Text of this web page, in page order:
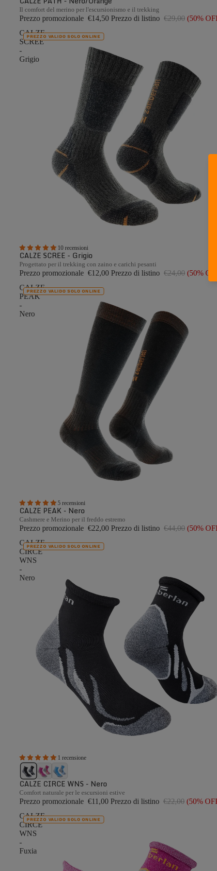
Il comfort del merino per l'escursionismo e il trekking
Prezzo promozionale €14,50 Prezzo di listino €29,00 (50%
CALZE
SCREE
-
Grigio
10 recensioni
PREZZO VALIDO SOLO ONLINE
CALZE SCREE - Grigio
Progettato per il trekking con zaino e carichi pesanti
Prezzo promozionale €12,00 Prezzo di listino €24,00 (50%
CALZE
PEAK
-
Nero
5 recensioni
PREZZO VALIDO SOLO ONLINE
CALZE PEAK - Nero
Cashmere e Merino per il freddo estremo
Prezzo promozionale €22,00 Prezzo di listino €44,00 (50%
CALZE
CIRCE
WNS
-
Nero
1 recensione
PREZZO VALIDO SOLO ONLINE
CALZE CIRCE WNS - Nero
Comfort naturale per le escursioni estive
Prezzo promozionale €11,00 Prezzo di listino €22,00 (50%
CALZE
CIRCE
WNS
-
Fuxia
PREZZO VALIDO SOLO ONLINE